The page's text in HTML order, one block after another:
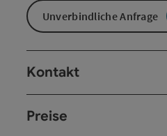
Unverbindliche Anfrage
Kontakt
Preise